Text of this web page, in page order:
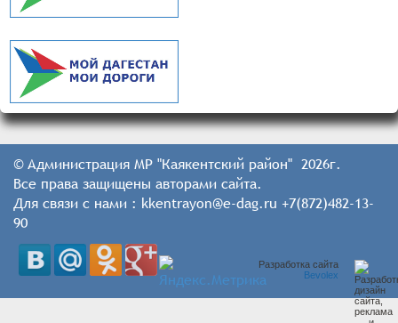
© Администрация МР "Каякентский район" 2026г.
Все права защищены авторами сайта.
Для связи с нами : kkentrayon@e-dag.ru +7(872)482-13-
90
Разработка сайта
Bevolex